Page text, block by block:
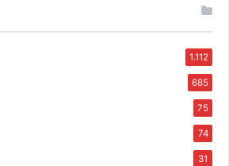
1.112
685
75
74
31